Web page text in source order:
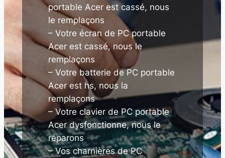
portable Acer est cassé, nous
le remplaçons
– Votre écran de PC portable
Acer est cassé, nous le
remplaçons
– Votre batterie de PC portable
Acer est hs, nous la
remplaçons
– Votre clavier de PC portable
Acer dysfonctionne, nous le
réparons
– Vos charnières de PC